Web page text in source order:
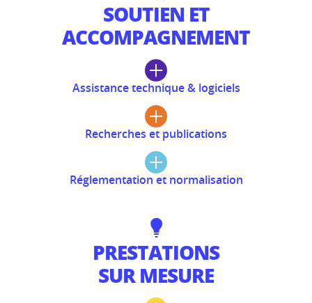
SOUTIEN ET
ACCOMPAGNEMENT
Assistance technique & logiciels
Recherches et publications
Réglementation et normalisation
PRESTATIONS
SUR MESURE